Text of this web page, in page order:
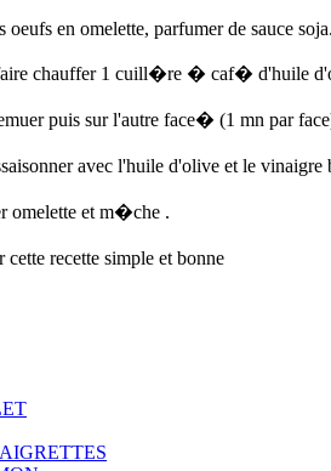
oeufs en omelette, parfumer de sauce soja.
chauffer 1 cuill�re � caf� d'huile
puis sur l'autre face� (1 mn par
avec l'huile d'olive et le vinaigre
omelette et m�che .
recette simple et bonne